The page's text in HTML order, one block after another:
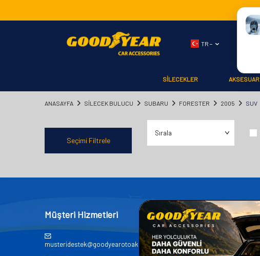
TR −
SİLECEKLER AKSESUAR
ANASAYFA SILECEK BULUCU SUBARU FORESTER 2005 SUV
Seçimi Filtrele
Müşteri Hizmetleri
musteridestek@goodyearotoaksesuar.com.tr
Kategoriler
AKÜ
OTO KİMYASALLARI